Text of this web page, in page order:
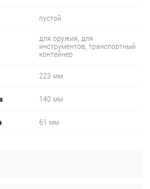
пустой
для оружия, для
инструментов, транспортный
контейнер
223 мм
140 мм
61 мм